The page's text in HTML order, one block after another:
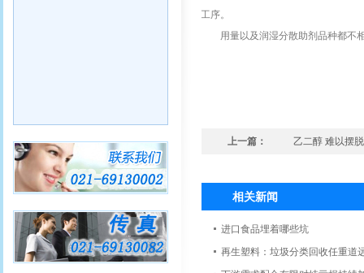
工序。
用量以及润湿分散助剂品种都不
上一篇： 乙二醇 难以摆
相关新闻
进口食品埋着哪些坑
再生塑料：垃圾分类回收任重道